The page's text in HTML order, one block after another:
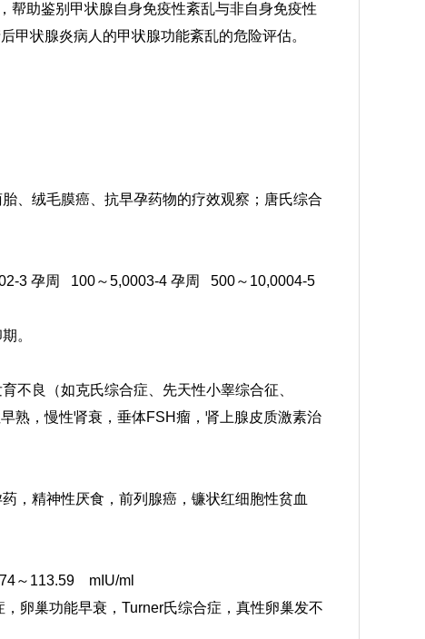
帮助鉴别甲状腺自身免疫性紊乱与非自身免疫性
甲状腺炎病人的甲状腺功能紊乱的危险评估。
、绒毛膜癌、抗早孕药物的疗效观察；唐氏综合
2-3 孕周 100～5,0003-4 孕周 500～10,0004-5
。
不良（如克氏综合症、先天性小睾综合征、
熟，慢性肾衰，垂体FSH瘤，肾上腺皮质激素治
，精神性厌食，前列腺癌，镰状红细胞性贫血
～113.59 mIU/ml
卵巢功能早衰，Turner氏综合症，真性卵巢发不